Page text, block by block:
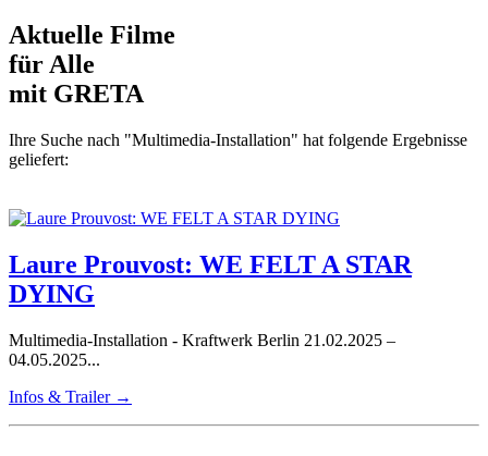
Aktuelle Filme
für Alle
mit GRETA
Ihre Suche nach "Multimedia-Installation" hat folgende Ergebnisse
geliefert:
Laure Prouvost: WE FELT A STAR
DYING
Multimedia-Installation - Kraftwerk Berlin 21.02.2025 –
04.05.2025...
Infos & Trailer →